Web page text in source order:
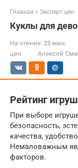
Главная » Эксперт цен
Куклы для
На чтение: 25 мин
цен
Алексей
Рейтинг
При выборе
безопасность,
качества,
Немаловажным
факторов.